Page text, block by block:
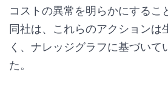
コストの異常を明らかにするこ
同社は、これらのアクションは
く、ナレッジグラフに基づいて
た。